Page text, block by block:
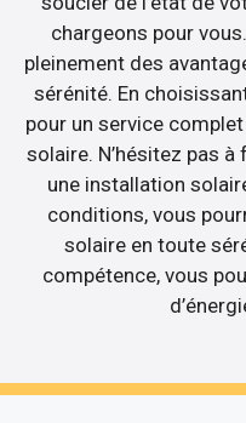
chargeons pour
pleinement des
sérénité. En
pour un service
solaire. N’hésitez pas
une installation
conditions, vous
solaire en toute
compétence, vous